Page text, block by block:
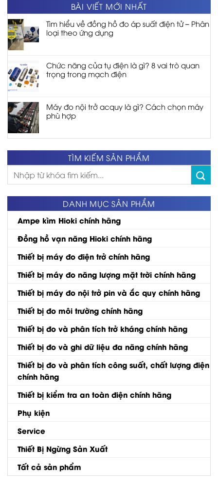
BÀI VIẾT MỚI NHẤT
Tìm hiểu về đồng hồ đo áp suất điện tử – Phân
loại theo ứng dụng
Chức năng của tụ điện là gì? 8 vai trò quan
trọng trong mạch điện
Máy đo nội trở acquy là gì? Cách chọn máy
phù hợp
TÌM KIẾM SẢN PHẨM
Tìm
kiếm:
DANH MỤC SẢN PHẨM
Ampe kìm Hioki chính hãng
Đồng hồ vạn năng Hioki chính hãng
Thiết bị máy đo điện trở chính hãng
Thiết bị máy đo năng lượng mặt trời chính hãng
Thiết bị máy đo nội trở pin và ắc quy chính hãng
Thiết bị đo môi trường chính hãng
Thiết bị đo và phân tích trở kháng chính hãng
Thiết bị đo và ghi dữ liệu đa năng chính hãng
Thiết bị đo và phân tích công suất, chất lượng điện
chính hãng
Thiết bị kiểm tra an toàn điện chính hãng
Phụ kiện
Service
Thiết Bị Ngừng Sản Xuất
Tất cả sản phẩm